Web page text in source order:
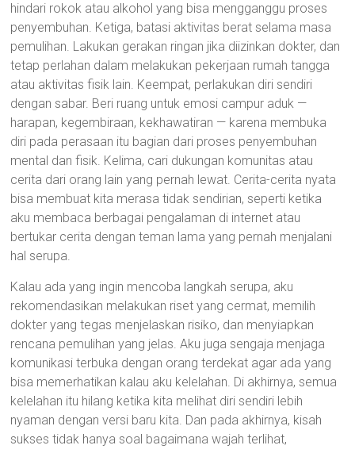
hindari rokok atau alkohol yang bisa mengganggu proses
penyembuhan. Ketiga, batasi aktivitas berat selama masa
pemulihan. Lakukan gerakan ringan jika diizinkan dokter, dan
tetap perlahan dalam melakukan pekerjaan rumah tangga
atau aktivitas fisik lain. Keempat, perlakukan diri sendiri
dengan sabar. Beri ruang untuk emosi campur aduk —
harapan, kegembiraan, kekhawatiran — karena membuka
diri pada perasaan itu bagian dari proses penyembuhan
mental dan fisik. Kelima, cari dukungan komunitas atau
cerita dari orang lain yang pernah lewat. Cerita-cerita nyata
bisa membuat kita merasa tidak sendirian, seperti ketika
aku membaca berbagai pengalaman di internet atau
bertukar cerita dengan teman lama yang pernah menjalani
hal serupa.
Kalau ada yang ingin mencoba langkah serupa, aku
rekomendasikan melakukan riset yang cermat, memilih
dokter yang tegas menjelaskan risiko, dan menyiapkan
rencana pemulihan yang jelas. Aku juga sengaja menjaga
komunikasi terbuka dengan orang terdekat agar ada yang
bisa memerhatikan kalau aku kelelahan. Di akhirnya, semua
kelelahan itu hilang ketika kita melihat diri sendiri lebih
nyaman dengan versi baru kita. Dan pada akhirnya, kisah
sukses tidak hanya soal bagaimana wajah terlihat,